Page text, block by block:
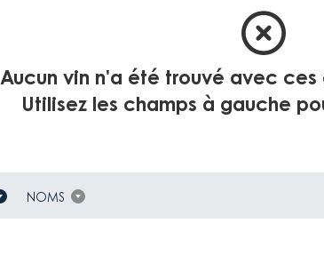
Aucun vin n'a été trouvé avec
Utilisez les champs à gauche
NOMS